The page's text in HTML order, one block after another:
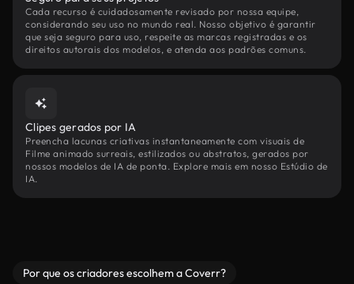
Cada recurso é cuidadosamente revisado por nossa equipe,
considerando seu uso no mundo real. Nosso objetivo é garantir
que seja seguro para uso, respeite as marcas registradas e os
direitos autorais dos modelos, e atenda aos padrões comuns.
Clipes gerados por IA
Preencha lacunas criativas instantaneamente com visuais de
Filme animado surreais, estilizados ou abstratos, gerados por
nossos modelos de IA de ponta. Explore mais em nosso Estúdio de
IA.
Por que os criadores escolhem a Coverr?